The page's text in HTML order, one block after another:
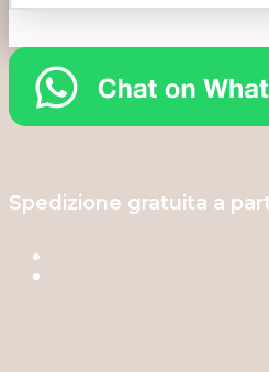
Spedizione gratuita a